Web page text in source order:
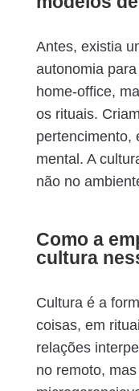
Antes, existia
autonomia
home-office,
os rituais.
pertencimento,
mental. A
não no
Como a
cultura
Cultura é a
coisas, em
relações
no remoto,